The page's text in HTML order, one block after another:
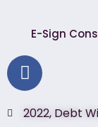
E-Sign
2022, Debt